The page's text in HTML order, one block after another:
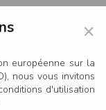
×
européenne sur la
nous vous invitons
d'utilisation